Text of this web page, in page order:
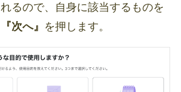
るので、自身に該当するものを
『次へ』 を押します。